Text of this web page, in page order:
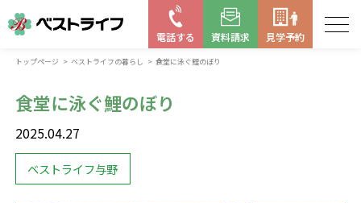
電話する 資料請求 見学予約
お近くの施設を探す
トップページ ベストライフの暮らし 食堂に泳ぐ鯉のぼり
食堂に泳ぐ鯉のぼり
2025.04.27
ベストライフ与野